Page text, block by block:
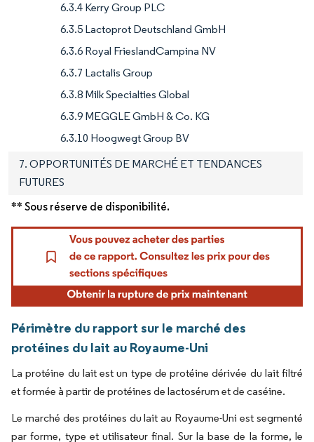
6.3.4 Kerry Group PLC
6.3.5 Lactoprot Deutschland GmbH
6.3.6 Royal FrieslandCampina NV
6.3.7 Lactalis Group
6.3.8 Milk Specialties Global
6.3.9 MEGGLE GmbH & Co. KG
6.3.10 Hoogwegt Group BV
7. OPPORTUNITÉS DE MARCHÉ ET TENDANCES
FUTURES
** Sous réserve de disponibilité.
Périmètre du rapport sur le marché des
protéines du lait au Royaume-Uni
La protéine du lait est un type de protéine dérivée du lait filtré
et formée à partir de protéines de lactosérum et de caséine.
Le marché des protéines du lait au Royaume-Uni est segmenté
par forme, type et utilisateur final. Sur la base de la forme, le